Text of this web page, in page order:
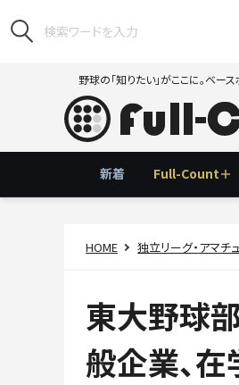
野球の「知りたい」がここに。ベー
新着 Full-Count＋
HOME 独立リーグ・アマチ
東大野球
般企業、